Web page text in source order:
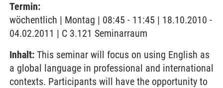
Termin:
wöchentlich | Montag | 08:45 - 11:45 | 18.10.2010 -
04.02.2011 | C 3.121 Seminarraum
Inhalt: This seminar will focus on using English as
a global language in professional and international
contexts. Participants will have the opportunity to